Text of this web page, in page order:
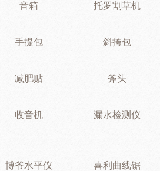
音箱 托罗割草机
手提包 斜挎包
减肥贴 斧头
收音机 漏水检测仪
博爷水平仪 喜利曲线锯